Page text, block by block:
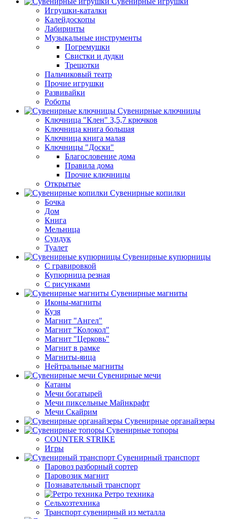
Игрушки-каталки
Калейдоскопы
Лабиринты
Музыкальные инструменты
Погремушки
Свистки и дудки
Трещотки
Пальчиковый театр
Прочие игрушки
Развивайки
Роботы
Сувенирные ключницы
Ключница "Клен" 3,5,7 крючков
Ключница книга большая
Ключница книга малая
Ключницы "Доски"
Благословение дома
Правила дома
Прочие ключницы
Открытые
Сувенирные копилки
Бочка
Дом
Книга
Мельница
Сундук
Туалет
Сувенирные купюрницы
C гравировкой
Купюрница резная
С рисунками
Сувенирные магниты
Иконы-магниты
Кузя
Магнит "Ангел"
Магнит "Колокол"
Магнит "Церковь"
Магнит в рамке
Магниты-яица
Нейтральные магниты
Сувенирные мечи
Катаны
Мечи богатырей
Мечи пиксельные Майнкрафт
Мечи Скайрим
Сувенирные органайзеры
Сувенирные топоры
COUNTER STRIKE
Игры
Сувенирный транспорт
Паровоз разборный сортер
Паровозик магнит
Познавательный транспорт
Ретро техника
Сельхозтехника
Транспорт сувенирный из металла